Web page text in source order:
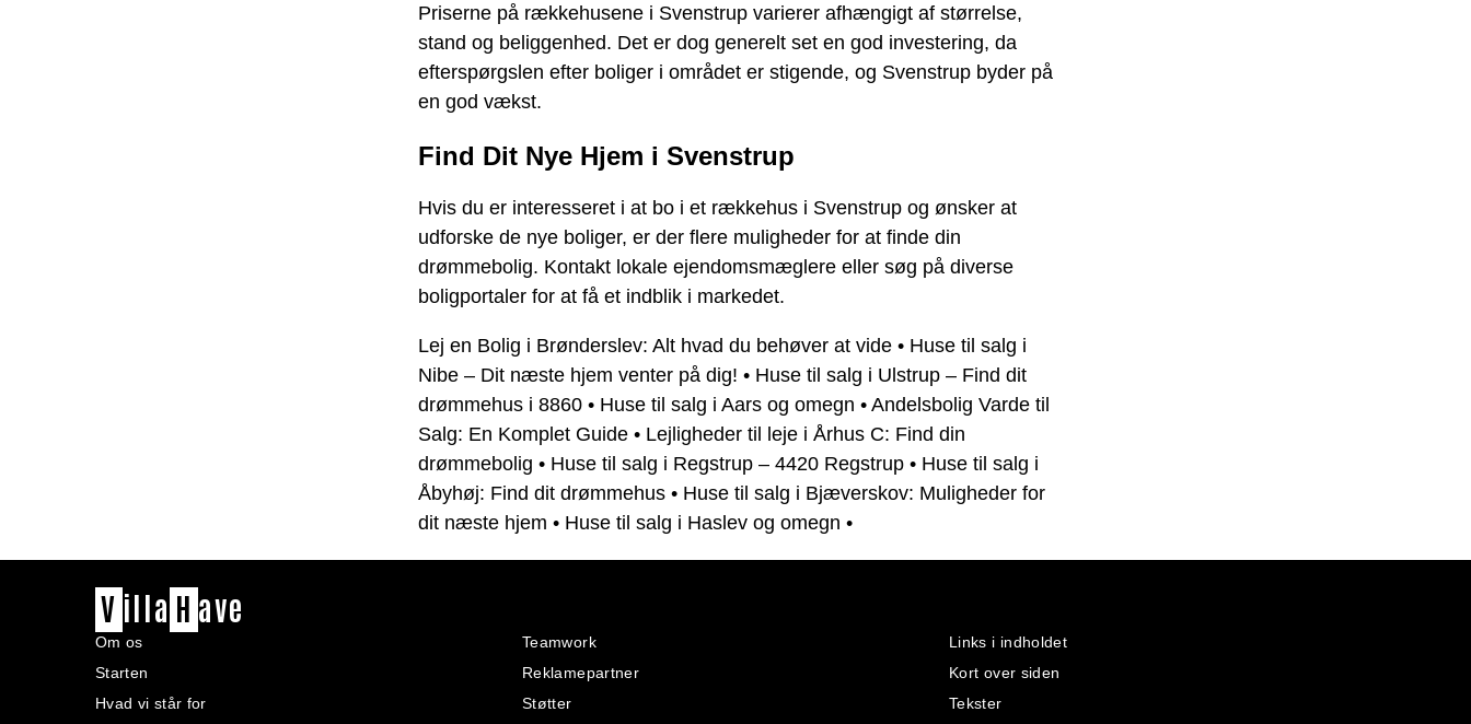
Priserne på rækkehusene i Svenstrup varierer afhængigt af størrelse,
stand og beliggenhed. Det er dog generelt set en god investering, da
efterspørgslen efter boliger i området er stigende, og Svenstrup byder på
en god vækst.
Find Dit Nye Hjem i Svenstrup
Hvis du er interesseret i at bo i et rækkehus i Svenstrup og ønsker at
udforske de nye boliger, er der flere muligheder for at finde din
drømmebolig. Kontakt lokale ejendomsmæglere eller søg på diverse
boligportaler for at få et indblik i markedet.
Lej en Bolig i Brønderslev: Alt hvad du behøver at vide • Huse til salg i
Nibe – Dit næste hjem venter på dig! • Huse til salg i Ulstrup – Find dit
drømmehus i 8860 • Huse til salg i Aars og omegn • Andelsbolig Varde til
Salg: En Komplet Guide • Lejligheder til leje i Århus C: Find din
drømmebolig • Huse til salg i Regstrup – 4420 Regstrup • Huse til salg i
Åbyhøj: Find dit drømmehus • Huse til salg i Bjæverskov: Muligheder for
dit næste hjem • Huse til salg i Haslev og omegn •
V illa H ave
Om os
Starten
Hvad vi står for
Teamwork
Reklamepartner
Støtter
Links i indholdet
Kort over siden
Tekster